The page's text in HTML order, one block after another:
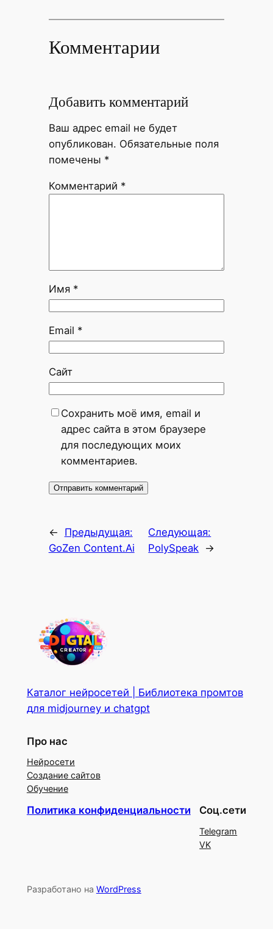
Комментарии
Добавить комментарий
Ваш адрес email не будет
опубликован. Обязательные поля
помечены *
Комментарий *
Имя *
Email *
Сайт
Сохранить моё имя, email и
адрес сайта в этом браузере
для последующих моих
комментариев.
←
Предыдущая:
GoZen Content.Ai
Следующая:
PolySpeak →
Каталог нейросетей | Библиотека промтов
для midjourney и chatgpt
Про нас
Нейросети
Создание сайтов
Обучение
Политика конфиденциальности Соц.сети
Telegram
VK
Разработано на WordPress